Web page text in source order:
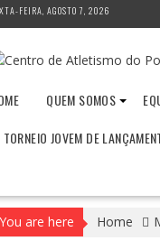
FEIRA, AGOSTO 7, 2026
QUEM SOMOS
TORNEIO JOVEM DE
You are here Home